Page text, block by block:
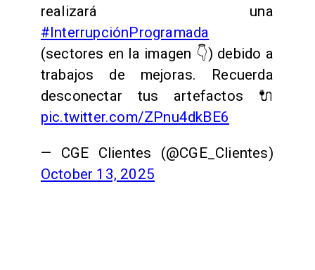
realizará una
#InterrupciónProgramada
(sectores en la imagen 👇) debido a
trabajos de mejoras. Recuerda
desconectar tus artefactos 🔌
pic.twitter.com/ZPnu4dkBE6
— CGE Clientes (@CGE_Clientes)
October 13, 2025